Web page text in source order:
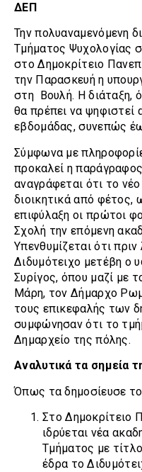
ΔΕΠ
Την πολυαναμενόμενη
Τμήματος Ψυχολογίας
στο Δημοκρίτειο
την Παρασκευή η
στη Βουλή. Η διάταξη,
θα πρέπει να ψηφιστεί
εβδομάδας, συνεπώς
Σύμφωνα με
προκαλεί η
αναγράφεται ότι το
διοικητικά από φέτος,
επιφύλαξη οι πρώτοι
Σχολή την επόμενη
Υπενθυμίζεται ότι
Διδυμότειχο μετέβη ο
Συρίγος, όπου μαζί με
Μάρη, τον Δήμαρχο
τους επικεφαλής των
συμφώνησαν ότι το
Δημαρχείο της πόλης.
Αναλυτικά τα σημεία
Όπως τα δημοσίευσε
Στο Δημοκρίτειο
ιδρύεται νέα
Τμήματος με
έδρα το